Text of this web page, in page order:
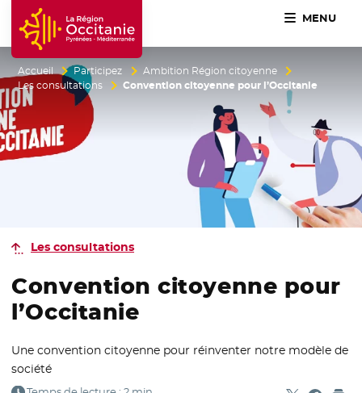
Accueil Région Occitanie / Pyrénées-Méditerranée
MENU
Accueil Participez
Ambition Région citoyenne
Les consultations
Convention citoyenne pour l’Occitanie
Les consultations
Convention citoyenne pour
l’Occitanie
Une convention citoyenne pour réinventer notre modèle de
société